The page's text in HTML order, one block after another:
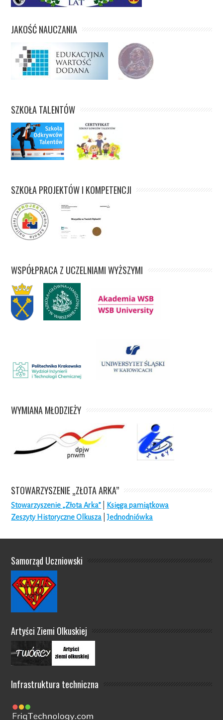
JAKOŚĆ NAUCZANIA
SZKOŁA TALENTÓW
SZKOŁA PROJEKTÓW I KOMPETENCJI
WSPÓŁPRACA Z UCZELNIAMI WYŻSZYMI
WYMIANA MŁODZIEŻY
STOWARZYSZENIE „ZŁOTA ARKA”
Stowarzyszenie „Złota Arka”
Księga pamiątkowa
Zeszyty Historyczne Olkusza |Jednodniówka
Samorząd Uczniowski
Artyści Ziemi Olkuskiej
Infrastruktura techniczna